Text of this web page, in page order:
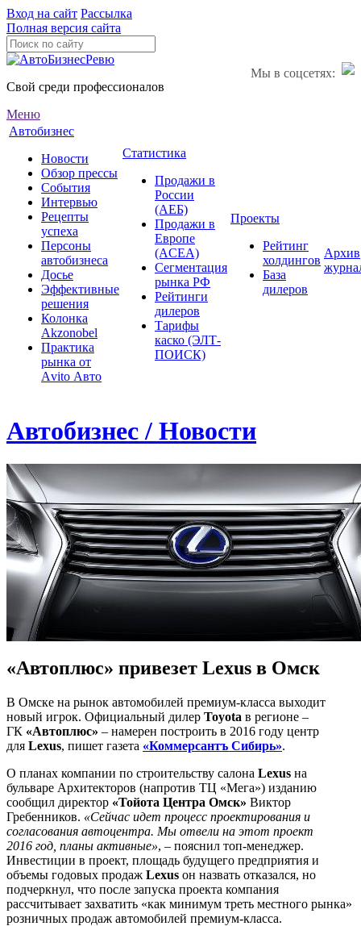
Вход на сайт Рассылка
Полная версия сайта
Мы в соцсетях:
Свой среди профессионалов
Меню
Автобизнес
Новости
Обзор прессы
События
Интервью
Рецепты
успеха
Персоны
автобизнеса
Досье
Эффективные
решения
Колонка
Akzonobel
Практика
рынка от
Аvito Авто
Статистика
Продажи в
России
(АЕБ)
Продажи в
Европе
(ACEA)
Сегментация
рынка РФ
Рейтинги
дилеров
Тарифы
каско (ЭЛТ-
ПОИСК)
Проекты
Рейтинг
холдингов
База
дилеров
Архив
Автобизнес / Новости
«Автоплюс» привезет Lexus в Омск
В Омске на рынок автомобилей премиум-класса выходит
новый игрок. Официальный дилер Toyota в регионе –
ГК «Автоплюс» – намерен построить в 2016 году центр
для Lexus, пишет газета «Коммерсантъ Сибирь».
О планах компании по строительству салона Lexus на
бульваре Архитекторов (напротив ТЦ «Мега») изданию
сообщил директор «Тойота Центра Омск» Виктор
Гребенников. «Сейчас идет процесс проектирования и
согласования автоцентра. Мы отвели на этот проект
2016 год, планы активные», – пояснил топ-менеджер.
Инвестиции в проект, площадь будущего предприятия и
объемы годовых продаж Lexus он назвать отказался, но
подчеркнул, что после запуска проекта компания
рассчитывает захватить «как минимум треть местного рынка»
розничных продаж автомобилей премиум-класса.